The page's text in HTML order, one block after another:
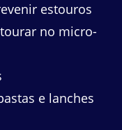
estouros
no micro-
e lanches